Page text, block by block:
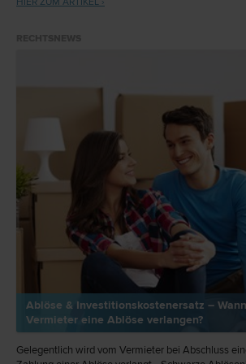
Ablöse & Investitionskostenersatz –
Vermieter eine Ablöse verlangen?
Gelegentlich wird vom Vermieter bei Abschluss